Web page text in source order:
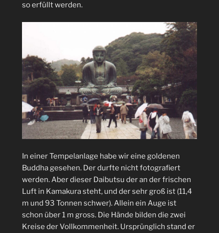
so erfüllt werden.
In einer Tempelanlage habe wir eine goldenen
Buddha gesehen. Der durfte nicht fotografiert
werden. Aber dieser Daibutsu der an der frischen
Luft in Kamakura steht, und der sehr groß ist (11,4
m und 93 Tonnen schwer). Allein ein Auge ist
schon über 1 m gross. Die Hände bilden die zwei
Kreise der Vollkommenheit. Ursprünglich stand er